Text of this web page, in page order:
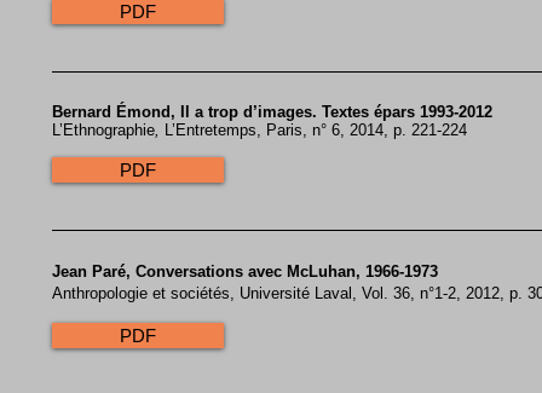
PDF
​Bernard Émond, Il a trop d’images. Textes épars 1993-2012
L’Ethnographie, L’Entretemps, Paris, n° 6, 2014, p. 221-224
PDF
​Jean Paré, Conversations avec McLuhan, 1966-1973
Anthropologie et sociétés, Université Laval, Vol. 36, n°1-2, 2012, p.
PDF